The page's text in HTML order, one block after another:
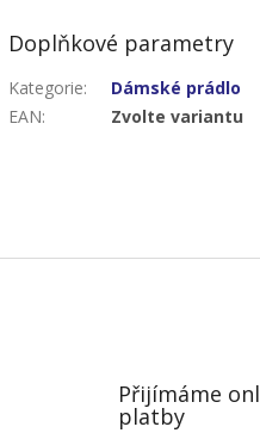
Doplňkové parametry
Kategorie:
Dámské prádlo
EAN: Zvolte variantu
Přijímáme
platby